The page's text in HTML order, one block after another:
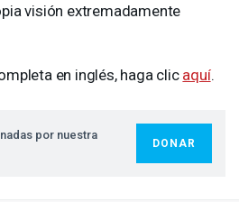
visión extremadamente
en inglés, haga clicaquí.
por nuestra
DONAR